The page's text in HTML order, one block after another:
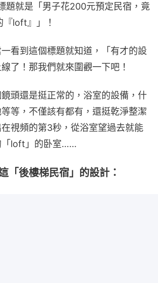
題就是「男子花200元預定民宿，竟
『loft』」！
看到這個標題就知道，「有才的設
了！那我們就來圍觀一下吧！
頭還是挺正常的，浴室的設備，什
等，不僅該有都有，還挺乾淨整潔
視頻的第3秒，從浴室望過去就能
「loft」的卧室……
「後樓梯民宿」的設計：